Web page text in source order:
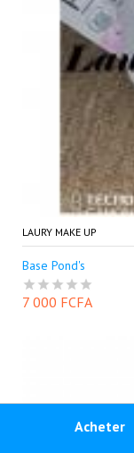
Acheter
LAURY MAKE UP
Base Pond's
7 000 FCFA